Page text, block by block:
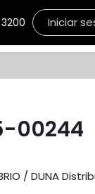
Iniciar
00244
/ DUNA